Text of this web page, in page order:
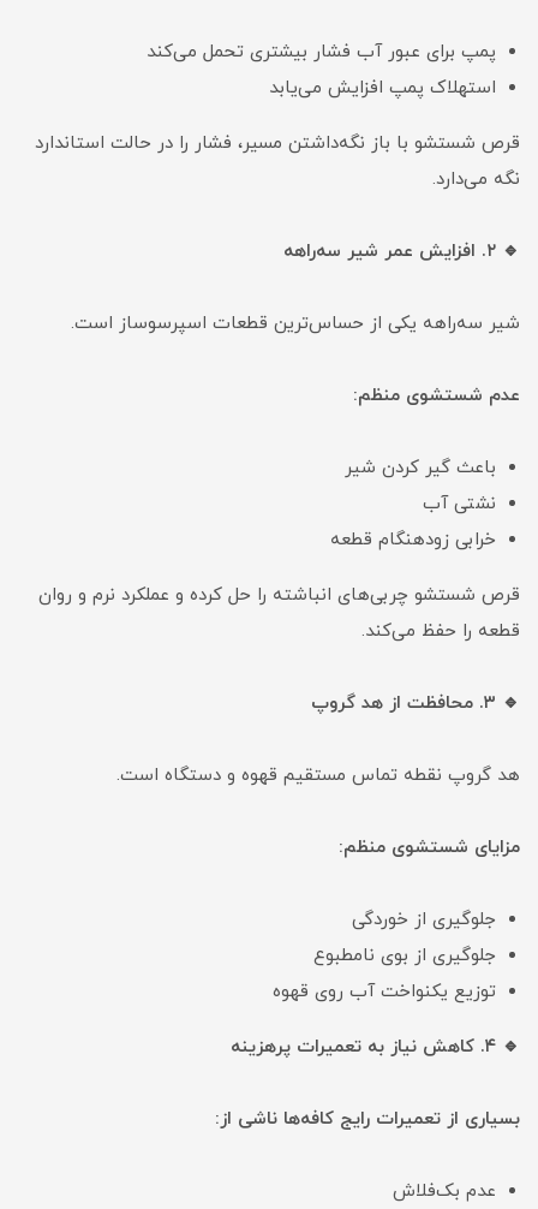
پمپ برای عبور آب فشار بیشتری تحمل می‌کند
استهلاک پمپ افزایش می‌یابد
قرص شستشو با باز نگه‌داشتن مسیر، فشار را در حالت استاندارد
نگه می‌دارد.
🔹 ۲. افزایش عمر شیر سه‌راهه
شیر سه‌راهه یکی از حساس‌ترین قطعات اسپرسوساز است.
عدم شستشوی منظم:
باعث گیر کردن شیر
نشتی آب
خرابی زودهنگام قطعه
قرص شستشو چربی‌های انباشته را حل کرده و عملکرد نرم و روان
قطعه را حفظ می‌کند.
🔹 ۳. محافظت از هد گروپ
هد گروپ نقطه تماس مستقیم قهوه و دستگاه است.
مزایای شستشوی منظم:
جلوگیری از خوردگی
جلوگیری از بوی نامطبوع
توزیع یکنواخت آب روی قهوه
🔹 ۴. کاهش نیاز به تعمیرات پرهزینه
بسیاری از تعمیرات رایج کافه‌ها ناشی از:
عدم بک‌فلاش